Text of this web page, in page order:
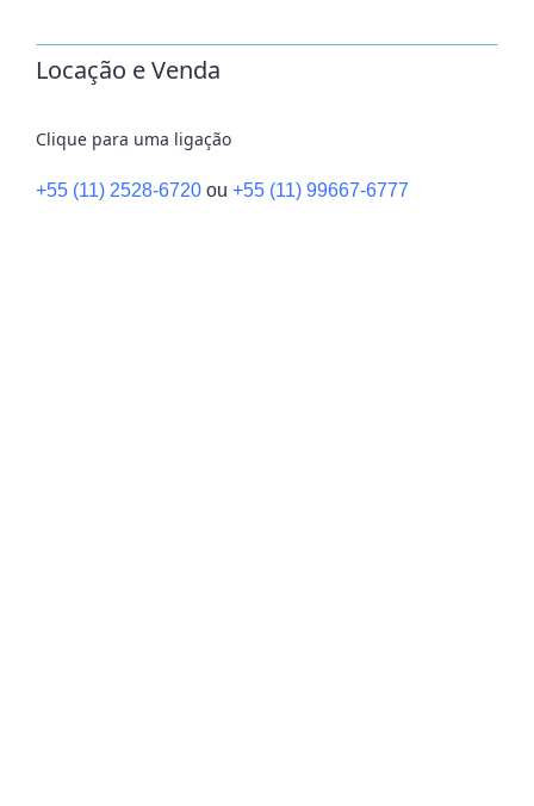
Locação e Venda
Clique para uma ligação
+55 (11) 2528-6720 ou +55 (11) 99667-6777